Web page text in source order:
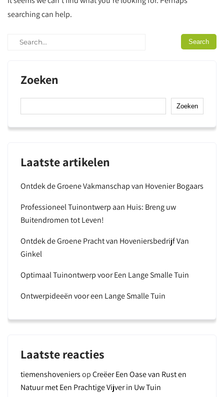
searching can help.
Zoeken
Zoeken
Laatste artikelen
Ontdek de Groene Vakmanschap van Hovenier Bogaars
Professioneel Tuinontwerp aan Huis: Breng uw
Buitendromen tot Leven!
Ontdek de Groene Pracht van Hoveniersbedrijf Van
Ginkel
Optimaal Tuinontwerp voor Een Lange Smalle Tuin
Ontwerpideeën voor een Lange Smalle Tuin
Laatste reacties
tiemenshoveniersopCreëer Een Oase van Rust en
Natuur met Een Prachtige Vijver in Uw Tuin